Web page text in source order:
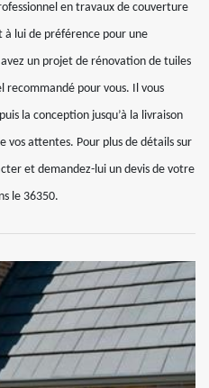
en travaux de couverture
à lui de préférence pour une
un projet de rénovation de tuiles
recommandé pour vous. Il vous
la conception jusqu’à la livraison
vos attentes. Pour plus de détails sur
et demandez-lui un devis de votre
le 36350.